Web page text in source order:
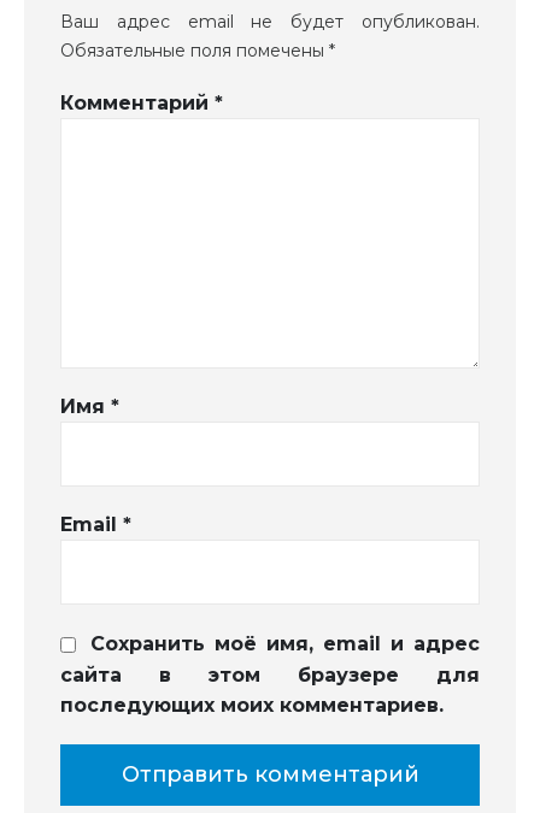
Ваш адрес email не будет опубликован.
Обязательные поля помечены *
Комментарий *
Имя *
Email *
Сохранить моё имя, email и адрес
сайта в этом браузере для
последующих моих комментариев.